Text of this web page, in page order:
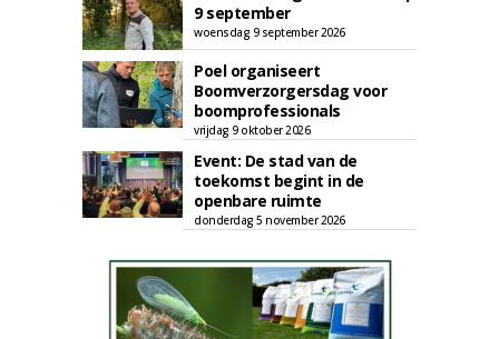
9 september
woensdag 9 september 2026
Poel organiseert
Boomverzorgersdag voor
boomprofessionals
vrijdag 9 oktober 2026
Event: De stad van de
toekomst begint in de
openbare ruimte
donderdag 5 november 2026